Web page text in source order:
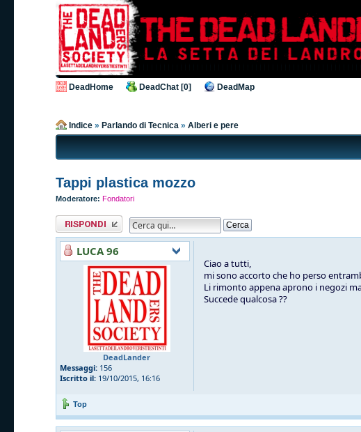
DeadHome DeadChat [0] DeadMap
Indice » Parlando di Tecnica » Alberi e pere
Tappi plastica mozzo
Moderatore: Fondatori
Rispondi al
messaggio
LUCA 96
DeadLander
Messaggi: 156
Iscritto il: 19/10/2015, 16:16
Ciao a tutti,
mi sono accorto che ho perso
Li rimonto appena aprono i negozi
Succede qualcosa ??
Top